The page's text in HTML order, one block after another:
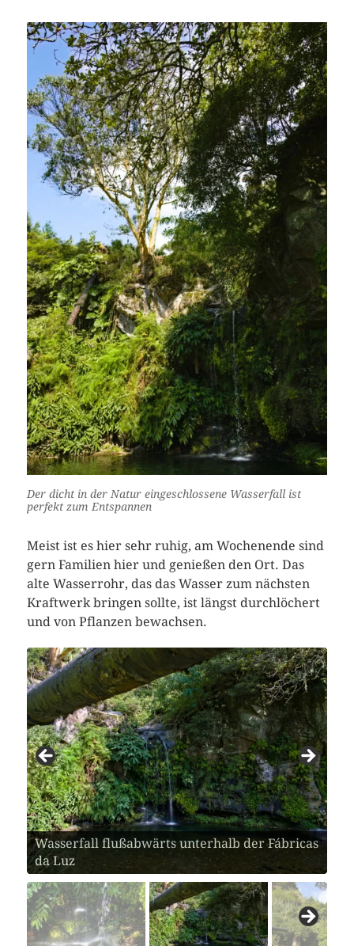
Der dicht in der Natur eingeschlossene Wasserfall ist
perfekt zum Entspannen
Meist ist es hier sehr ruhig, am Wochenende sind
gern Familien hier und genießen den Ort. Das
alte Wasserrohr, das das Wasser zum nächsten
Kraftwerk bringen sollte, ist längst durchlöchert
und von Pflanzen bewachsen.
Wasserfall flußabwärts unterhalb der Fábricas
da Luz
Das Wasser läuft hier schon längst wieder
durch das Flußbett